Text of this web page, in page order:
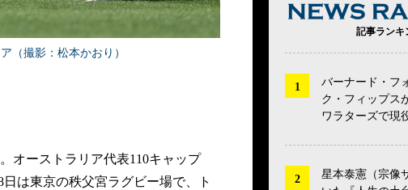
（撮影：松本かおり）
オーストラリア代表110キャップ
は東京の秩父宮ラグビー場で、ト
記事ランキ
バーナード・フ
ク・フィップス
ワラターズで現
星本泰憲（宗像